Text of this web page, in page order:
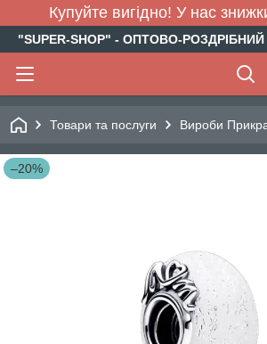
Купуйте вигідно! У нас
"SUPER-SHOP" - ОПТОВО-
Товари та послуги Вироби
–20%